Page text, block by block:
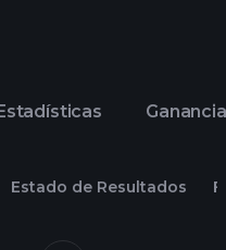
Estado de Resultados